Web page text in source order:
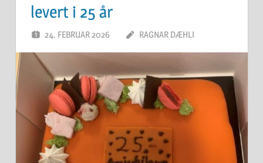
levert i 25 år
24. FEBRUAR 2026 RAGNAR DÆHLI